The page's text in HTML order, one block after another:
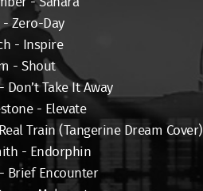
- Zero-Day
- Inspire
- Shout
Take It Away
- Elevate
Train (Tangerine Dream Cover)
- Endorphin
Brief Encounter